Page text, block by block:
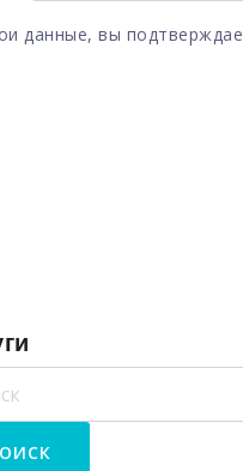
данные, вы